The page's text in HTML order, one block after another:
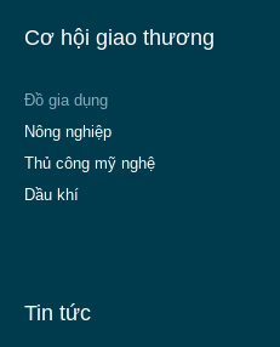
Cơ hội giao thương
Đồ gia dụng
Nông nghiệp
Thủ công mỹ nghệ
Dầu khí
Tin tức